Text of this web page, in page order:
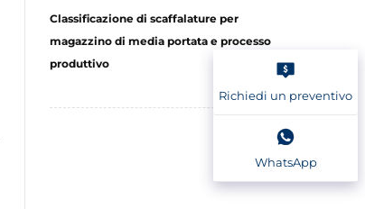
Classificazione di scaffalature per
magazzino di media portata e processo
produttivo
2026-06-18
Richiedi un preventivo
WhatsApp